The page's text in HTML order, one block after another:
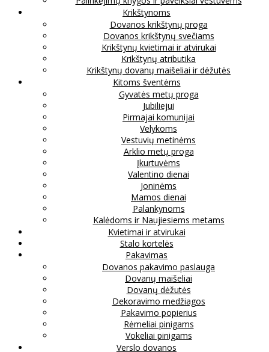
Krikštynoms
Dovanos krikštynų proga
Dovanos krikštynų svečiams
Krikštynų kvietimai ir atvirukai
Krikštynų atributika
Krikštynų dovanų maišeliai ir dėžutės
Kitoms šventėms
Gyvatės metų proga
Jubiliejui
Pirmajai komunijai
Velykoms
Vestuvių metinėms
Arklio metų proga
Įkurtuvėms
Valentino dienai
Joninėms
Mamos dienai
Palankynoms
Kalėdoms ir Naujiesiems metams
Kvietimai ir atvirukai
Stalo kortelės
Pakavimas
Dovanos pakavimo paslauga
Dovanų maišeliai
Dovanų dėžutės
Dekoravimo medžiagos
Pakavimo popierius
Rėmeliai pinigams
Vokeliai pinigams
Verslo dovanos